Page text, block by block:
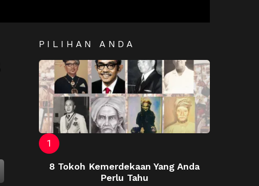
PILIHAN ANDA
8 Tokoh Kemerdekaan Yang Anda
Perlu Tahu